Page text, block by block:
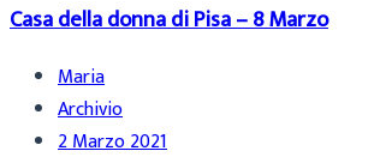
Casa della donna di Pisa – 8 Marzo
Maria
Archivio
2 Marzo 2021